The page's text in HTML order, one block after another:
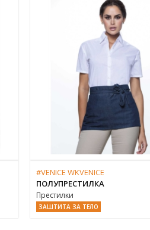
#VENICE WKVENICE
ПОЛУПРЕСТИЛКА
Престилки
ЗАШТИТА ЗА ТЕЛО